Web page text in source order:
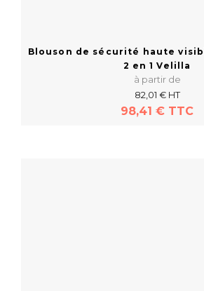
Blouson de sécurité haute
2 en 1 Velilla
à partir de
82,01 € HT
98,41 € TTC